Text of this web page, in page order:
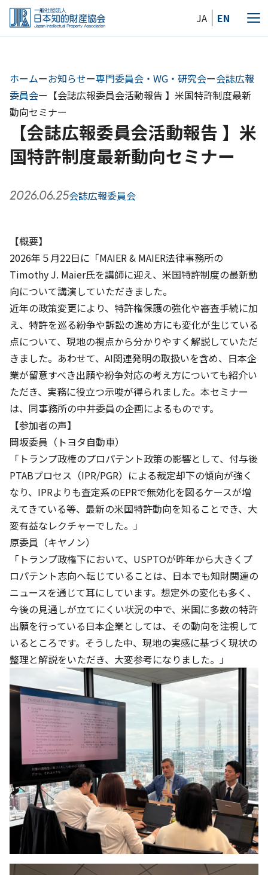
Skip
the
JA EN
メ
ー
ホームーお知らせー専門委員会・WG・研究会ー会誌広報
委員会ー 【会誌広報委員会活動報告 】米国特許制度最新
動向セミナー
【会誌広報委員会活動報告 】米
国特許制度最新動向セミナー
2026.06.25会誌広報委員会
【概要】
2026年５月22日に「MAIER & MAIER法律事務所の
Timothy J. Maier氏を講師に迎え、米国特許制度の最新動
向について講演していただきました。
近年の政策変更により、特許権保護の強化や審査手続に加
え、特許を巡る紛争や訴訟の進め方にも変化が生じている
点について、現地の視点から分かりやすく解説していただ
きました。あわせて、AI関連発明の取扱いを含め、日本企
業が留意すべき出願や紛争対応の考え方についても紹介い
ただき、実務に役立つ示唆が得られました。本セミナー
は、同事務所の中井委員の企画によるものです。
【参加者の声】
岡坂委員（トヨタ自動車）
「トランプ政権のプロパテント政策の影響として、付与後
PTABプロセス（IPR/PGR）による裁定却下の傾向が強く
なり、IPRよりも査定系のEPRで無効化を図るケースが増
えてきている等、最新の米国特許動向を知ることでき、大
変有益なレクチャーでした。」
原委員（キヤノン）
「トランプ政権下において、USPTOが昨年から大きくプ
ロパテント志向へ転じていることは、日本でも知財関連の
ニュースを通じて耳にしています。想定外の変化も多く、
今後の見通しが立てにくい状況の中で、米国に多数の特許
出願を行っている日本企業としては、その動向を注視して
いるところです。そうした中、現地の実感に基づく現状の
整理と解説をいただき、大変参考になりました。」